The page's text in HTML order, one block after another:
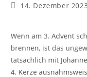
Beitrag
14. Dezember 2023
Wenn am 3. Advent
brennen, ist das
tatsächlich mit
4. Kerze